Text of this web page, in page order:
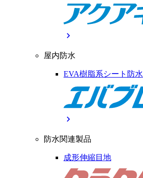
chevron_right
屋内防水
EVA樹脂系シート防水
chevron_right
防水関連製品
成形伸縮目地